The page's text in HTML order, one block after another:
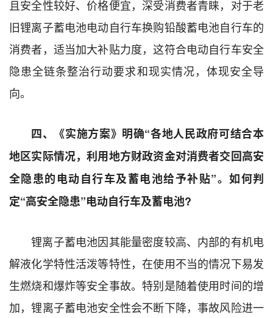
且安全性较好、价格便宜，深受消费者青睐，对于老
旧锂离子蓄电池电动自行车换购铅酸蓄电池自行车的
消费者，适当加大补贴力度，这符合电动自行车安全
隐患全链条整治行动要求和现实情况，体现安全导
向。
四、《实施方案》明确“各地人民政府可结合本
地区实际情况，利用地方财政资金对消费者交回高安
全隐患的电动自行车及蓄电池给予补贴”。如何判
定“高安全隐患”电动自行车及蓄电池?
锂离子蓄电池因其能量密度较高、内部的有机电
解液化学特性活泼等特性，在使用不当的情况下易发
生燃烧和爆炸等安全事故。特别是随着使用时间的增
加，锂离子蓄电池安全性会不断下降，事故风险进一